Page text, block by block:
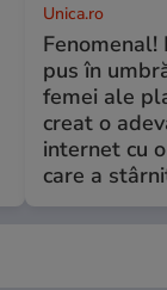
Unica.ro
pus în
femei ale
creat o
internet cu
care a